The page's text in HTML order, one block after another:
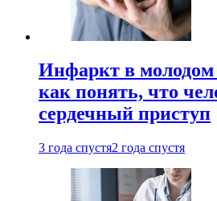
Инфаркт в молодом
как понять, что
сердечный приступ
3 года спустя2 года спустя